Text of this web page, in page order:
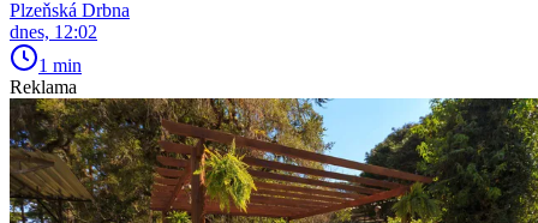
Plzeňská Drbna
dnes, 12:02
1 min
Reklama